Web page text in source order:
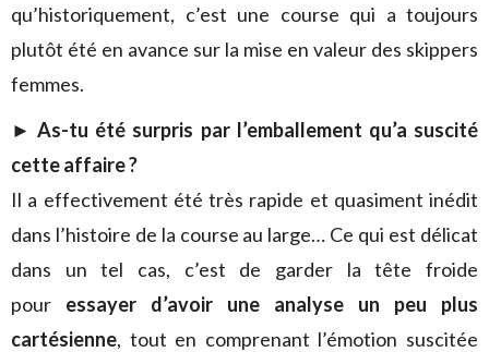
qu’historiquement, c’est une course qui a toujours
plutôt été en avance sur la mise en valeur des skippers
femmes.
►As-tu été surpris par l’emballement qu’a suscité
cette affaire ?
Il a effectivement été très rapide et quasiment inédit
dans l’histoire de la course au large… Ce qui est délicat
dans un tel cas, c’est de garder la tête froide
pour essayer d’avoir une analyse un peu plus
cartésienne, tout en comprenant l’émotion suscitée